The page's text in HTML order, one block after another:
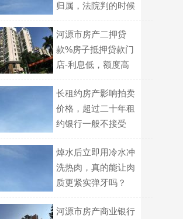
归属，法院判的时候
河源市房产二押贷
款%房子抵押贷款门
店-利息低，额度高
长租约房产影响拍卖
价格，超过二十年租
约银行一般不接受
焯水后立即用冷水冲
洗热肉，真的能让肉
质更紧实弹牙吗？
河源市房产商业银行